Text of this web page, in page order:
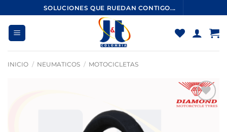
al
contenido
SOLUCIONES QUE RUEDAN CONTIGO...
INICIO / NEUMATICOS / MOTOCICLETAS
Añadir